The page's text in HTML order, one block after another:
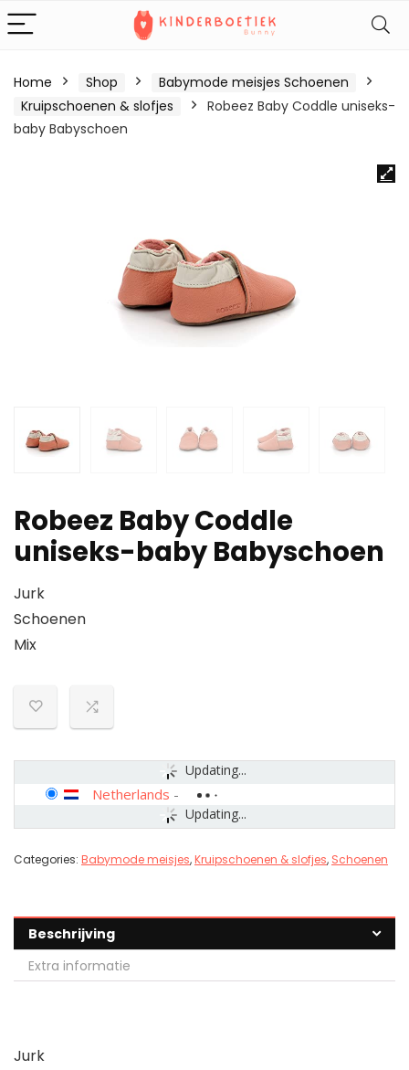
Home Shop
Babymode meisjes Schoenen
Kruipschoenen & slofjes
Robeez Baby Coddle uniseks-
baby Babyschoen
Robeez Baby Coddle
uniseks-baby Babyschoen
Jurk
Schoenen
Mix
Updating...
Updating...
Netherlands -
Categories: Babymode meisjes,Kruipschoenen & slofjes, Schoenen
Beschrijving
Extra informatie
Jurk